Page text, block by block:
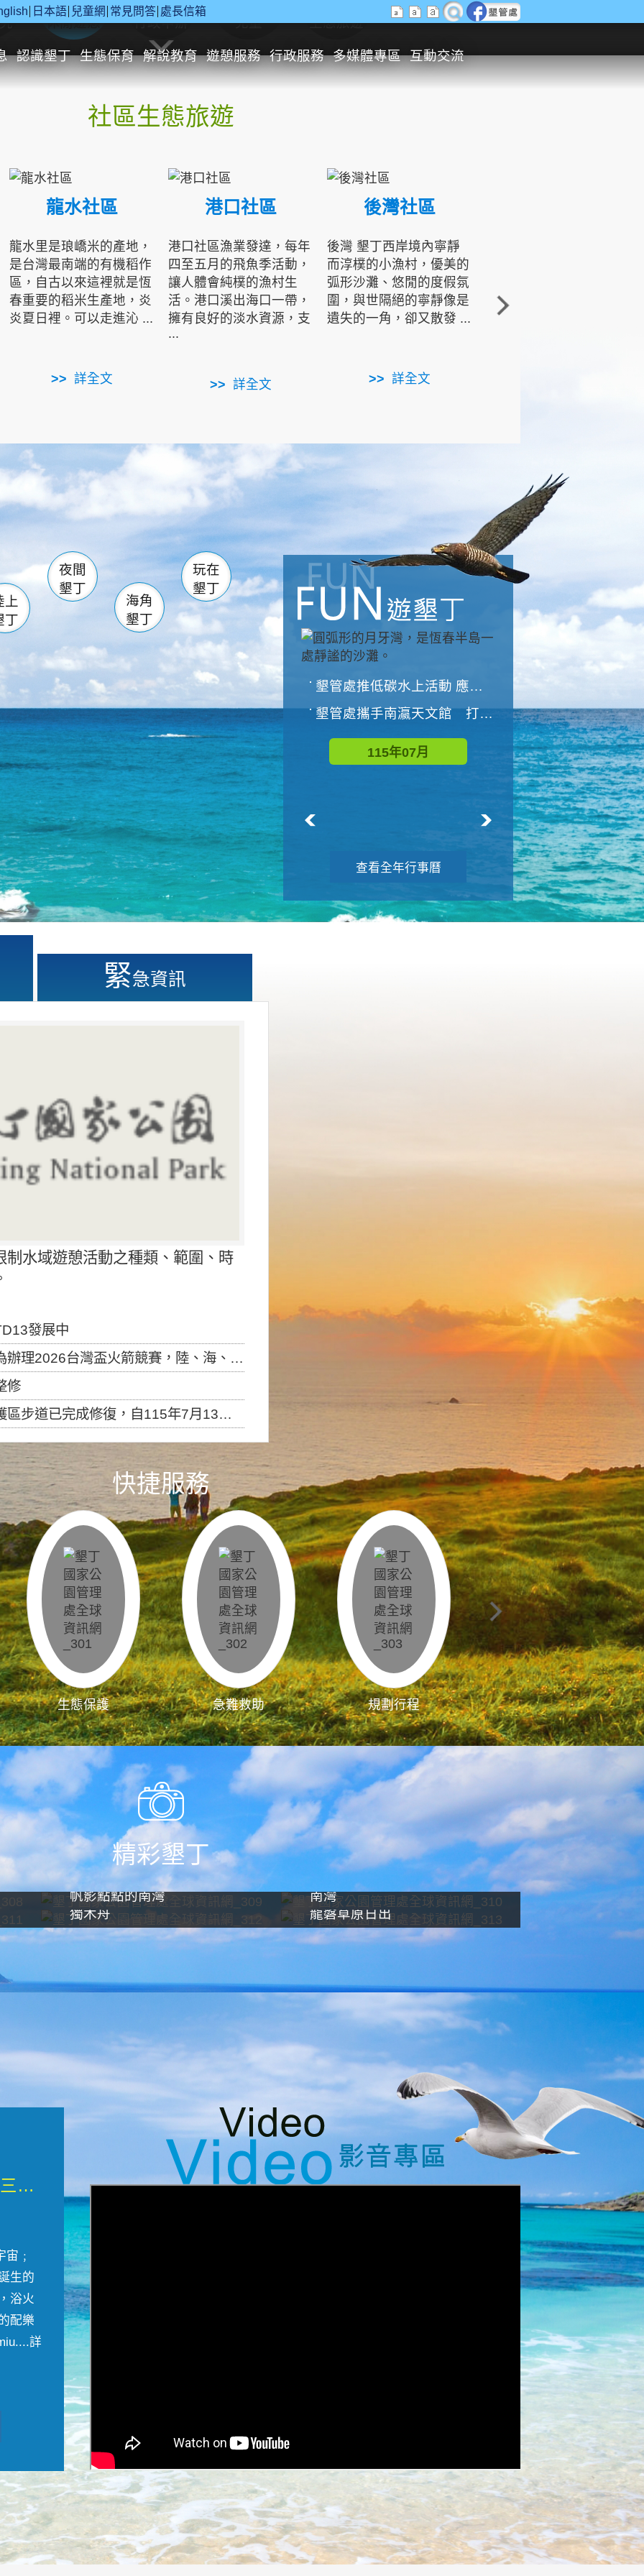
日本語 兒童網 常見問答 處長信箱
認識墾丁 生態保育 解說教育 遊憩服務 行政服務 多媒體專區 互動交流
休閒遊憩 行政申辦 兒童 生態旅遊
社區生態旅遊
龍水社區
龍水里是琅嶠米的產地，
是台灣最南端的有機稻作
區，自古以來這裡就是恆
春重要的稻米生產地，炎
炎夏日裡。可以走進沁 ...
詳全文
港口社區
港口社區漁業發達，每年
四至五月的飛魚季活動，
讓人體會純樸的漁村生
活。港口溪出海口一帶，
擁有良好的淡水資源，支
...
詳全文
後灣社區
後灣 墾丁西岸境內寧靜
而淳樸的小漁村，優美的
弧形沙灘、悠閒的度假氛
圍，與世隔絕的寧靜像是
遺失的一角，卻又散發 ...
詳全文
角的端點，冬季海浪拍打
著礁岸，旺盛的侵蝕作
南仁湖
滿州 佳樂水
森林遊樂區
墾管處遊客中心
社頂公園 風吹沙
船帆石 龍磐公園
香蕉灣 龍坑
鵝鑾鼻
上
丁
夜間
墾丁
海角
墾丁
玩在
墾丁
墾管處推低碳水上活動 應屆畢業生限額免費參加
墾管處攜手南瀛天文館 打造沉浸式天文探索營隊
115年07月
與國家公園有約-優游潮間
115年08月
查看全年行事曆
緊急資訊
水域遊憩活動之種類、範圍、時
發展中
盃火箭競賽，陸、海、空域警戒及協調相關事宜，因颱風備案事宜
修
，自115年7月13日（星期一）起恢復開放入園，歡迎民眾依規定申請入園....
快捷服務
生態保護 急難救助 規劃行程 影像直播
精彩墾丁
帆影點點的南灣
南灣
獨木舟
龍磐草原日出
微觀墾丁三部曲 重生....
﹔
生的
浴火
配樂
詳